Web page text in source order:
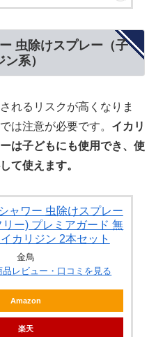
虫除けスプレー（子
系）
れるリスクが高くなりま
は注意が必要です。 イカリ
は子どもにも使用でき、使
て使えます。
ャワー 虫除けスプレー
ー) プレミアガード 無
カリジン 2本セット
金鳥
レビュー・口コミを見る
Amazon
楽天